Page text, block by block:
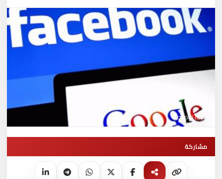
صورة توضيحية
مشاركة